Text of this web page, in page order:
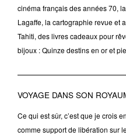
cinéma français des années 70,
Lagaffe, la cartographie revue et
Tahiti, des livres cadeaux pour
bijoux : Quinze destins en or et
VOYAGE DANS SON
Ce qui est sûr, c’est que je crois
comme support de libération sur